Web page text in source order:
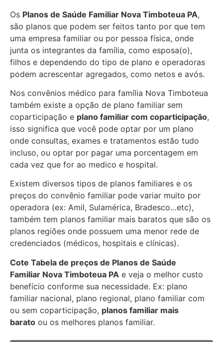
Os Planos de Saúde Familiar Nova Timboteua PA,
são planos que podem ser feitos tanto por que tem
uma empresa familiar ou por pessoa física, onde
junta os integrantes da família, como esposa(o),
filhos e dependendo do tipo de plano e operadoras
podem acrescentar agregados, como netos e avós.
Nos convênios médico para família Nova Timboteua
também existe a opção de plano familiar sem
coparticipação e plano familiar com coparticipação,
isso significa que você pode optar por um plano
onde consultas, exames e tratamentos estão tudo
incluso, ou optar por pagar uma porcentagem em
cada vez que for ao medico e hospital.
Existem diversos tipos de planos familiares e os
preços do convênio familiar pode variar muito por
operadora (ex: Amil, Sulamérica, Bradesco…etc),
também tem planos familiar mais baratos que são os
planos regiões onde possuem uma menor rede de
credenciados (médicos, hospitais e clínicas).
Cote Tabela de preços de Planos de Saúde
Familiar Nova Timboteua PA e veja o melhor custo
benefício conforme sua necessidade. Ex: plano
familiar nacional, plano regional, plano familiar com
ou sem coparticipação, planos familiar mais
barato ou os melhores planos familiar.